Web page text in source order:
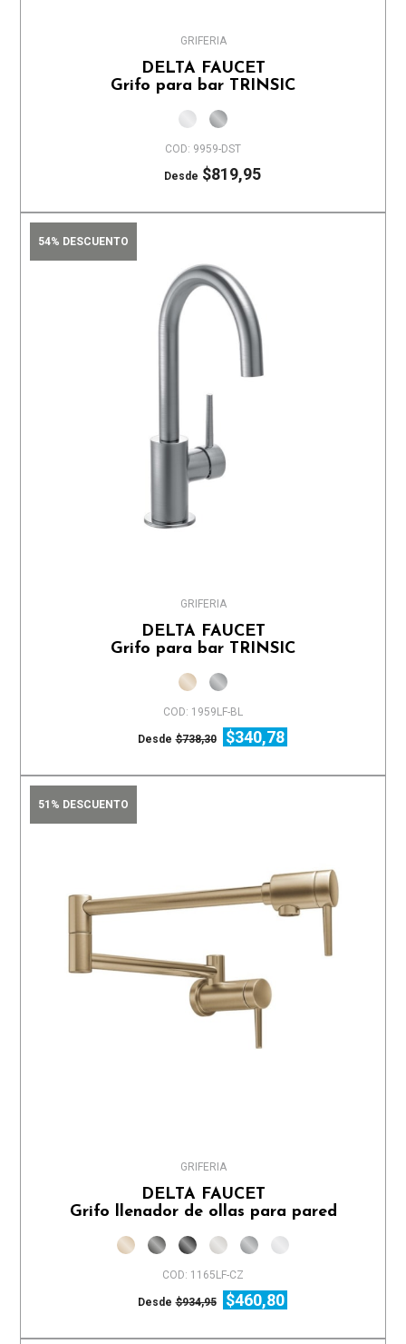
GRIFERIA
DELTA FAUCET
Grifo para bar TRINSIC
COD: 9959-DST
Desde $819,95
GRIFERIA
DELTA FAUCET
Grifo para bar TRINSIC
COD: 1959LF-BL
Desde $738,30 $340,78
54% DESCUENTO
GRIFERIA
DELTA FAUCET
Grifo llenador de ollas para pared
COD: 1165LF-CZ
Desde $934,95 $460,80
51% DESCUENTO